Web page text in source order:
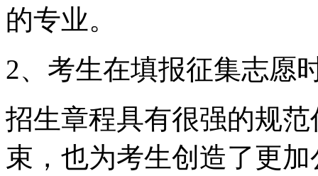
的专业。
2、考生在填报征集志愿
招生章程具有很强的规
束，也为考生创造了更